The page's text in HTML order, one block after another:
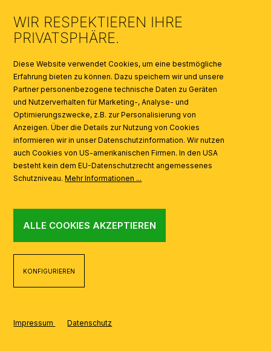
KATALOGE
AI
WIR RESPEKTIEREN IHRE
PRIVATSPHÄRE.
Diese Website verwendet Cookies, um eine bestmögliche
Erfahrung bieten zu können. Dazu speichern wir und unsere
Partner personenbezogene technische Daten zu Geräten
und Nutzerverhalten für Marketing-, Analyse- und
Optimierungszwecke, z.B. zur Personalisierung von
Anzeigen. Über die Details zur Nutzung von Cookies
informieren wir in unser Datenschutzinformation. Wir nutzen
auch Cookies von US-amerikanischen Firmen. In den USA
besteht kein dem EU-Datenschutzrecht angemessenes
Schutzniveau.Mehr Informationen ...
ALLE COOKIES AKZEPTIEREN
KONFIGURIEREN
Impressum Datenschutz